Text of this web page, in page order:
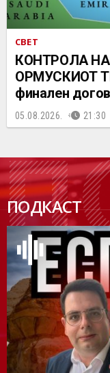
СВЕТ
КОНТРОЛА
ОРМУСКИОТ
финален
05.08.2026. 21:30
ПОДКАСТ